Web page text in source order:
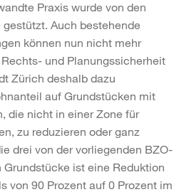
Praxis wurde von den
Auch bestehende
können nun nicht mehr
und Planungssicherheit
Zürich deshalb dazu
auf Grundstücken mit
die nicht in einer Zone für
zu reduzieren oder ganz
drei von der vorliegenden BZO-
ist eine Reduktion
von 90 Prozent auf 0 Prozent im